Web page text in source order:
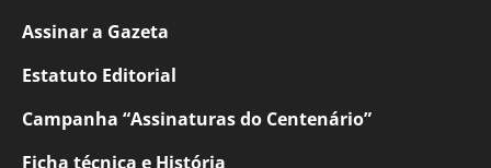
Assinar a Gazeta
Estatuto Editorial
Campanha “Assinaturas do Centenário”
Ficha técnica e História